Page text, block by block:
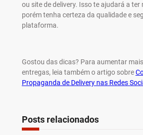
ou site de delivery. Isso te ajudará a
porém tenha certeza da qualidade e
plataforma.
Gostou das dicas? Para aumentar
entregas, leia também o artigo sobre
Propaganda de Delivery nas Redes
Posts relacionados